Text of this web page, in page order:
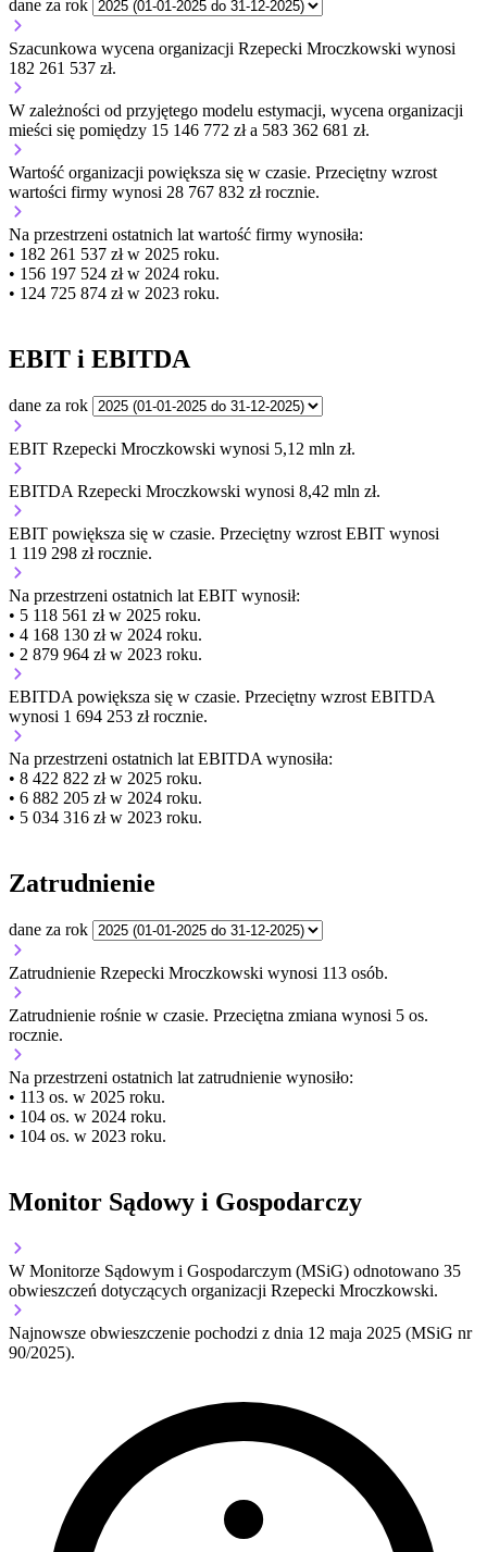
dane za rok
Szacunkowa wycena organizacji Rzepecki Mroczkowski wynosi
182 261 537 zł.
W zależności od przyjętego modelu estymacji, wycena organizacji
mieści się pomiędzy 15 146 772 zł a 583 362 681 zł.
Wartość organizacji powiększa się w czasie. Przeciętny wzrost
wartości firmy wynosi 28 767 832 zł rocznie.
Na przestrzeni ostatnich lat wartość firmy wynosiła:
• 182 261 537 zł w 2025 roku.
• 156 197 524 zł w 2024 roku.
• 124 725 874 zł w 2023 roku.
EBIT i EBITDA
dane za rok
EBIT Rzepecki Mroczkowski wynosi 5,12 mln zł.
EBITDA Rzepecki Mroczkowski wynosi 8,42 mln zł.
EBIT powiększa się w czasie. Przeciętny wzrost EBIT wynosi
1 119 298 zł rocznie.
Na przestrzeni ostatnich lat EBIT wynosił:
• 5 118 561 zł w 2025 roku.
• 4 168 130 zł w 2024 roku.
• 2 879 964 zł w 2023 roku.
EBITDA powiększa się w czasie. Przeciętny wzrost EBITDA
wynosi 1 694 253 zł rocznie.
Na przestrzeni ostatnich lat EBITDA wynosiła:
• 8 422 822 zł w 2025 roku.
• 6 882 205 zł w 2024 roku.
• 5 034 316 zł w 2023 roku.
Zatrudnienie
dane za rok
Zatrudnienie Rzepecki Mroczkowski wynosi 113 osób.
Zatrudnienie rośnie w czasie. Przeciętna zmiana wynosi 5 os.
rocznie.
Na przestrzeni ostatnich lat zatrudnienie wynosiło:
• 113 os. w 2025 roku.
• 104 os. w 2024 roku.
• 104 os. w 2023 roku.
Monitor Sądowy i Gospodarczy
W Monitorze Sądowym i Gospodarczym (MSiG) odnotowano 35
obwieszczeń dotyczących organizacji Rzepecki Mroczkowski.
Najnowsze obwieszczenie pochodzi z dnia 12 maja 2025 (MSiG nr
90/2025).